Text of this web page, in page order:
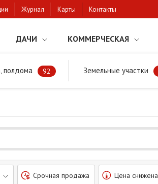
Журнал Карты Контакты
ДАЧИ КОММЕРЧЕСКАЯ
полдома 92 Земельные участки
Срочная продажа Цена снижена